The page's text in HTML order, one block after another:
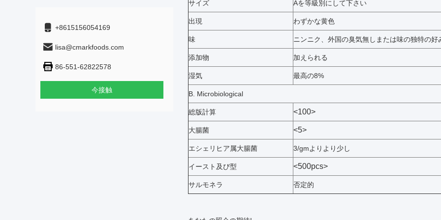
+8615156054169
lisa@cmarkfoods.com
86-551-62822578
今接触
サイズ Aを等級別にして下さい
出現 わずかな黄色
味 ニンニク、外国の臭気無しまたは味の独特の好
添加物 加えられる
湿気 最高の8%
B. Microbiological
総版計算 <100>
大腸菌 <5>
エシェリヒア属大腸菌 3/gmよりより少し
イースト及び型 <500pcs>
サルモネラ 否定的